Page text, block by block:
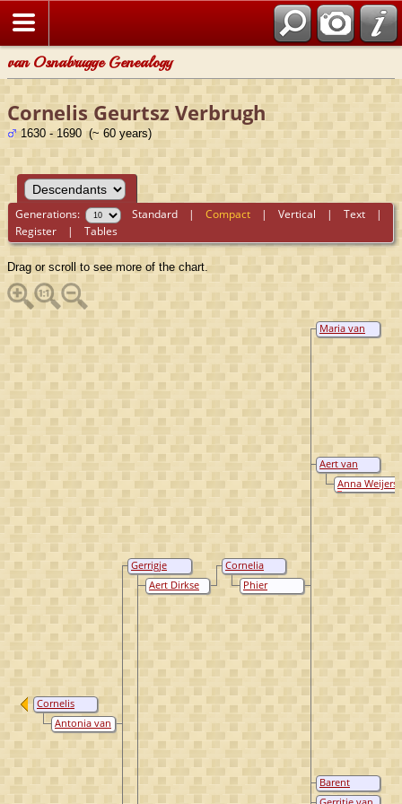
van Osnabrugge Genealogy
Cornelis Geurtsz Verbrugh
1630 - 1690 (~ 60 years)
Generations: Standard |Compact |Vertical |Text |
Register |Tables
Drag or scroll to see more of the chart.
Maria van
Osenbruggen
Aert van
Osenbruggen
Anna Weijers
Barent
Hendrikse
Cornelia
Aertse van de
ZandtPhier
Berndtse van
Gerrigje
Cornelisse
VerbrughAert Dirkse
van de Sandt
Cornelis
Geurtsz
Verbrugh
Antonia van
Grootvelt